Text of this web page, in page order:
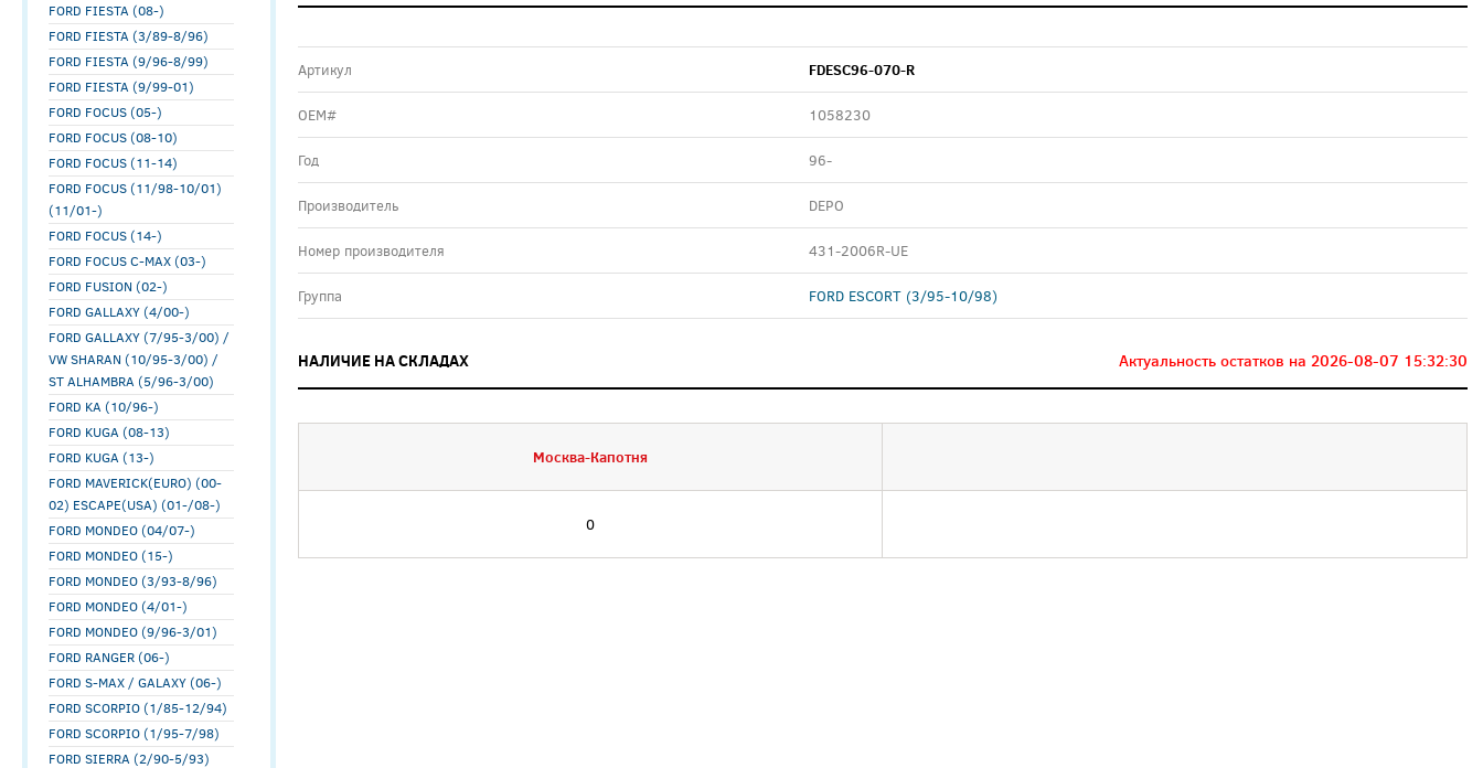
FORD FIESTA (08-)
FORD FIESTA (3/89-8/96)
FORD FIESTA (9/96-8/99)
FORD FIESTA (9/99-01)
FORD FOCUS (05-)
FORD FOCUS (08-10)
FORD FOCUS (11-14)
FORD FOCUS (11/98-10/01)
(11/01-)
FORD FOCUS (14-)
FORD FOCUS C-MAX (03-)
FORD FUSION (02-)
FORD GALLAXY (4/00-)
FORD GALLAXY (7/95-3/00) /
VW SHARAN (10/95-3/00) /
ST ALHAMBRA (5/96-3/00)
FORD KA (10/96-)
FORD KUGA (08-13)
FORD KUGA (13-)
FORD MAVERICK(EURO) (00-
02) ESCAPE(USA) (01-/08-)
FORD MONDEO (04/07-)
FORD MONDEO (15-)
FORD MONDEO (3/93-8/96)
FORD MONDEO (4/01-)
FORD MONDEO (9/96-3/01)
FORD RANGER (06-)
FORD S-MAX / GALAXY (06-)
FORD SCORPIO (1/85-12/94)
FORD SCORPIO (1/95-7/98)
FORD SIERRA (2/90-5/93)
Артикул FDESC96-070-R
ОЕМ# 1058230
Год 96-
Производитель DEPO
Номер производителя 431-2006R-UE
Группа FORD ESCORT (3/95-10/98)
НАЛИЧИЕ НА СКЛАДАХ Актуальность остатков на 2026-08-07 15:32:30
Москва-Капотня
0